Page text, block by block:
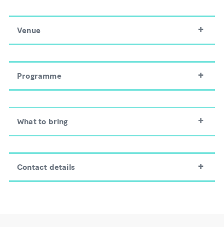
Venue
Programme
What to bring
Contact details